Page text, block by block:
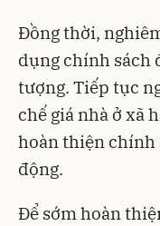
Đồng thời,
dụng chính sách
tượng. Tiếp tục
chế giá nhà ở xã
hoàn thiện chính
động.
Để sớm hoàn